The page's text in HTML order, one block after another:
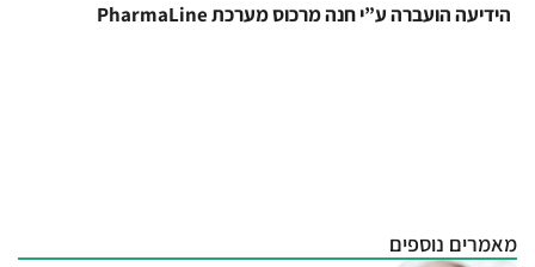
הידיעה הועברה ע”י חנה מרכוס מערכת PharmaLine
מאמרים נוספים